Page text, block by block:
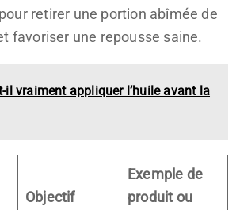
retirer une portion abîmée de
favoriser une repousse saine.
il vraiment appliquer l’huile avant la
Objectif
Exemple de
produit ou